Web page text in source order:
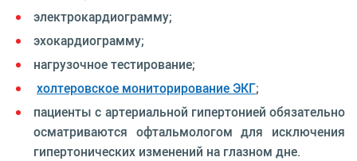
электрокардиограмму;
эхокардиограмму;
нагрузочное тестирование;
холтеровское мониторирование ЭКГ;
пациенты с артериальной гипертонией обязательно
осматриваются офтальмологом для исключения
гипертонических изменений на глазном дне.